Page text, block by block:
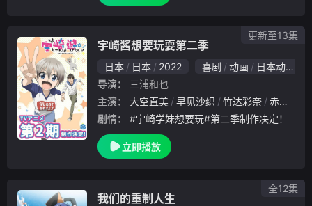
宇崎酱想要玩耍第二季
日本 日本 2022 喜剧 动画
日本动漫
导演：
三浦和也
主演：
大空直美 早见沙织 竹达彩奈
赤羽根健治
剧情：
#宇崎学妹想要玩#第二季制作决定！
立即播放
更新至13集
我们的重制人生
全12集